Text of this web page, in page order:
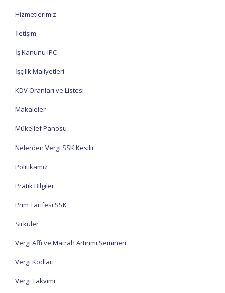
Hizmetlerimiz
İletişim
İş Kanunu IPC
İşçilik Maliyetleri
KDV Oranları ve Listesi
Makaleler
Mükellef Panosu
Nelerden Vergi SSK Kesilir
Politikamız
Pratik Bilgiler
Prim Tarifesi SSK
Sirküler
Vergi Affı ve Matrah Artırımı Semineri
Vergi Kodları
Vergi Takvimi